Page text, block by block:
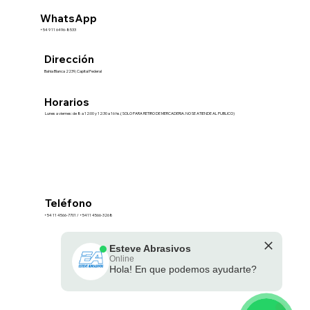
WhatsApp
+54 9 11 6496-8533
Dirección
Bahia Blanca 2239, Capital Federal
Teléfono
+54 11 4566-7701 / +5411 4566-3268
Horarios
Lunes a viernes: de 8 a 12:00 y 12:30 a 16 hs.( SOLO PARA RETIRO DE MERCADERIA. NO SE ATIENDE AL PUBLICO)
Términos y CondicionesEsteve Abrasivos
Online
Hola! En que podemos ayudarte?